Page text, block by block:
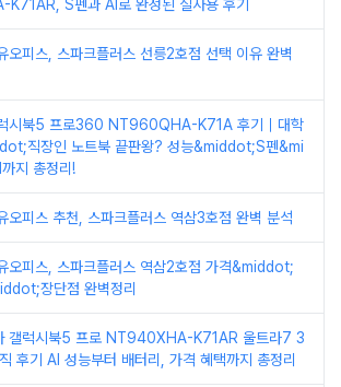
S펜과 AI로 완성된 실사용 후기
오피스, 스파크플러스 선릉2호점 선택 이유 완벽
시북5 프로360 NT960QHA-K71A 후기｜대학
직장인 노트북 끝판왕? 성능&middot;S펜&mi
지 총정리!
오피스 추천, 스파크플러스 역삼3호점 완벽 분석
오피스, 스파크플러스 역삼2호점 가격&middot;
장단점 완벽정리
갤럭시북5 프로 NT940XHA-K71AR 울트라7 3
후기 AI 성능부터 배터리, 가격 혜택까지 총정리